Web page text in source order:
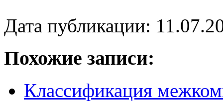
Дата публикации:
Похожие записи:
Классификация